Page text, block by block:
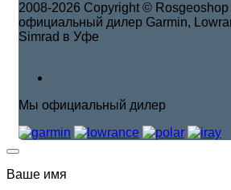
2008-2026 Copyright © Rosgeoshop
официальный дилер Garmin,
Simrad в Уфе
Мы официальный дилер
Ваше имя